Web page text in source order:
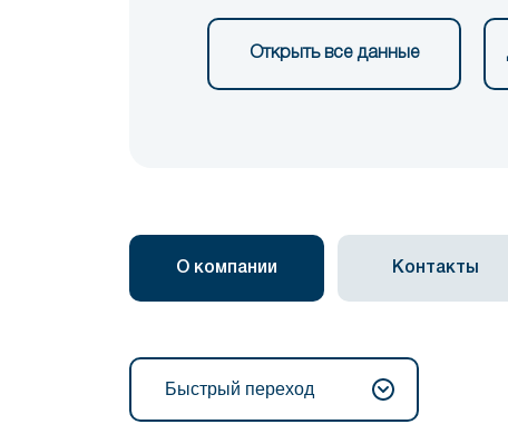
Открыть все данные
О компании Контакты
Быстрый переход